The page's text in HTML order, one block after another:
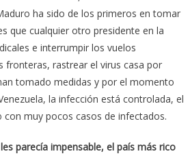
ha sido de los primeros en tomar
que cualquier otro presidente en la
e interrumpir los vuelos
fronteras, rastrear el virus casa por
tomado medidas y por el momento
la infección está controlada, el
muy pocos casos de infectados.
parecía impensable, el país más rico